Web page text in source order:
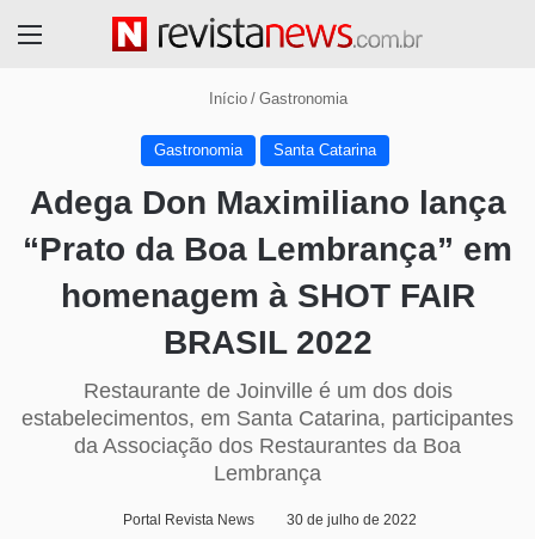
Início / Gastronomia
Gastronomia Santa Catarina
Adega Don Maximiliano lança
“Prato da Boa Lembrança” em
homenagem à SHOT FAIR
BRASIL 2022
Restaurante de Joinville é um dos dois
estabelecimentos, em Santa Catarina, participantes
da Associação dos Restaurantes da Boa
Lembrança
Portal Revista News 30 de julho de 2022